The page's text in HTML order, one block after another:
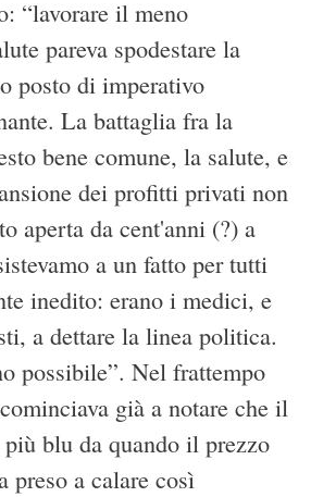
“lavorare il meno
pareva spodestare la
posto di imperativo
La battaglia fra la
bene comune, la salute, e
dei profitti privati non
aperta da cent'anni (?) a
a un fatto per tutti
inedito: erano i medici, e
a dettare la linea politica.
possibile”. Nel frattempo
già a notare che il
blu da quando il prezzo
preso a calare così